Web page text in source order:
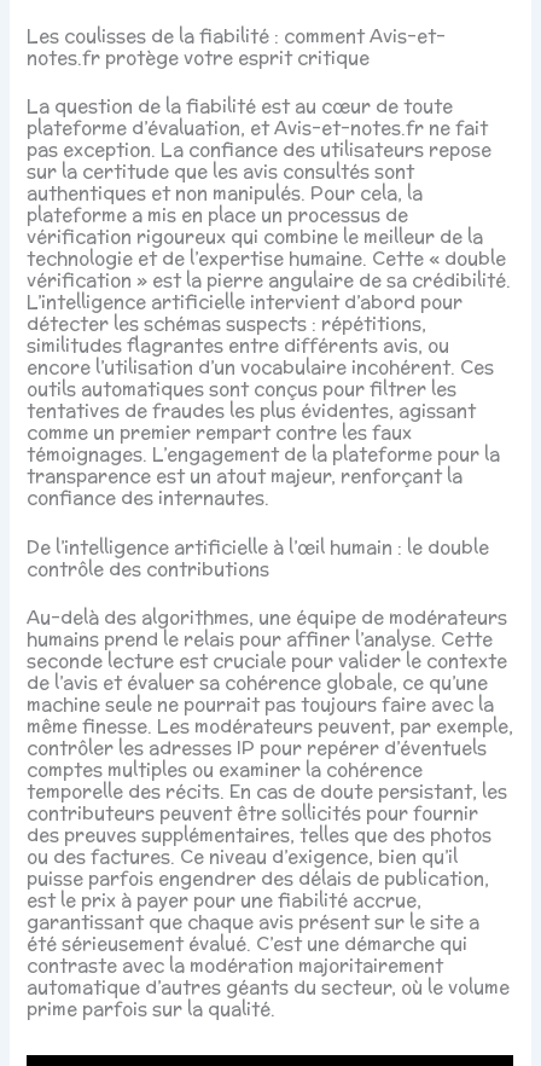
Les coulisses de la fiabilité : comment Avis-et-
notes.fr protège votre esprit critique
La question de la fiabilité est au cœur de toute
plateforme d’évaluation, et Avis-et-notes.fr ne fait
pas exception. La confiance des utilisateurs repose
sur la certitude que les avis consultés sont
authentiques et non manipulés. Pour cela, la
plateforme a mis en place un processus de
vérification rigoureux qui combine le meilleur de la
technologie et de l’expertise humaine. Cette « double
vérification » est la pierre angulaire de sa crédibilité.
L’intelligence artificielle intervient d’abord pour
détecter les schémas suspects : répétitions,
similitudes flagrantes entre différents avis, ou
encore l’utilisation d’un vocabulaire incohérent. Ces
outils automatiques sont conçus pour filtrer les
tentatives de fraudes les plus évidentes, agissant
comme un premier rempart contre les faux
témoignages. L’engagement de la plateforme pour la
transparence est un atout majeur, renforçant la
confiance des internautes.
De l’intelligence artificielle à l’œil humain : le double
contrôle des contributions
Au-delà des algorithmes, une équipe de modérateurs
humains prend le relais pour affiner l’analyse. Cette
seconde lecture est cruciale pour valider le contexte
de l’avis et évaluer sa cohérence globale, ce qu’une
machine seule ne pourrait pas toujours faire avec la
même finesse. Les modérateurs peuvent, par exemple,
contrôler les adresses IP pour repérer d’éventuels
comptes multiples ou examiner la cohérence
temporelle des récits. En cas de doute persistant, les
contributeurs peuvent être sollicités pour fournir
des preuves supplémentaires, telles que des photos
ou des factures. Ce niveau d’exigence, bien qu’il
puisse parfois engendrer des délais de publication,
est le prix à payer pour une fiabilité accrue,
garantissant que chaque avis présent sur le site a
été sérieusement évalué. C’est une démarche qui
contraste avec la modération majoritairement
automatique d’autres géants du secteur, où le volume
prime parfois sur la qualité.